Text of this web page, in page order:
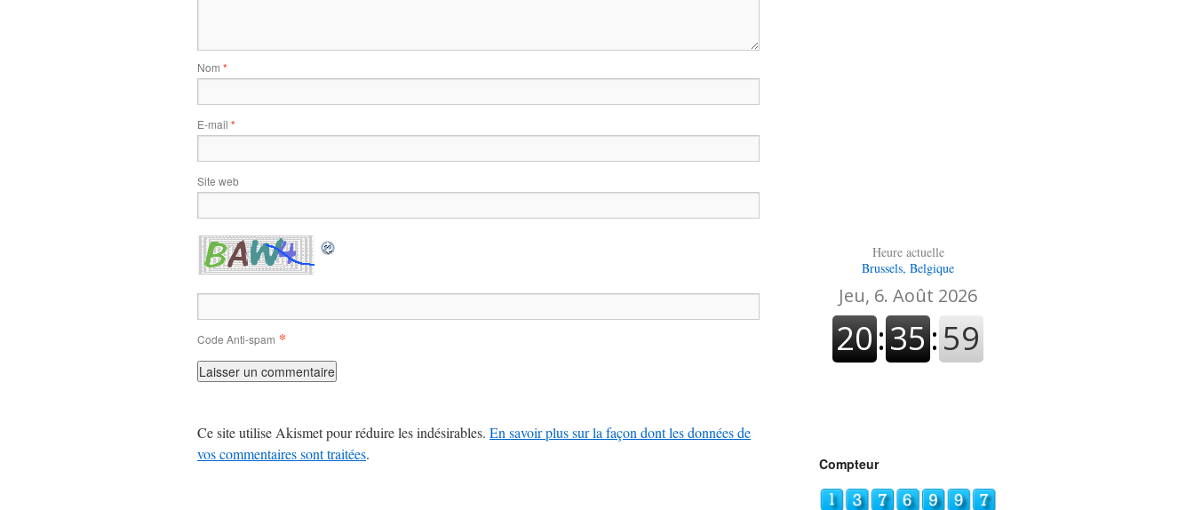
Nom *
E-mail *
Site web
Code Anti-spam *
Ce site utilise Akismet pour réduire les indésirables. En savoir plus sur la façon dont les données de
vos commentaires sont traitées.
Heure actuelle
Brussels, Belgique
Compteur